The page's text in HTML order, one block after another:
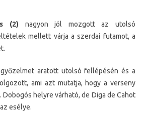
(2) nagyon jól mozgott az utolsó
mellett várja a szerdai futamot, a
aratott utolsó fellépésén és a
ami azt mutatja, hogy a verseny
helyre várható, de Diga de Cahot
esélye.